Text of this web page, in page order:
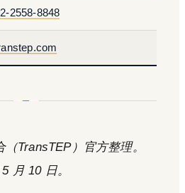
2558-8848
TransTEP）官方整理。
月 10 日。